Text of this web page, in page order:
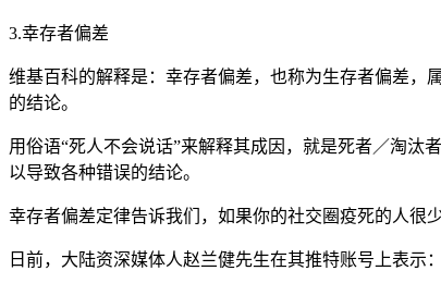
3.幸存者偏差
维基百科的解释是：幸存者偏差，也称为生存者偏差，
的结论。
用俗语“死人不会说话”来解释其成因，就是死者／淘
以导致各种错误的结论。
幸存者偏差定律告诉我们，如果你的社交圈疫死的人很
日前，大陆资深媒体人赵兰健先生在其推特账号上表示